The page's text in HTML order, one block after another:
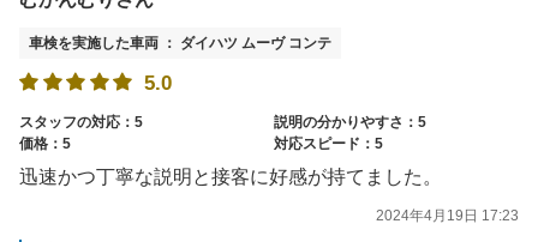
車検を実施した車両 ： ダイハツ ムーヴ コンテ
5.0
スタッフの対応：5
説明の分かりやすさ：5
価格：5
対応スピード：5
迅速かつ丁寧な説明と接客に好感が持てました。
2024年4月19日 17:23